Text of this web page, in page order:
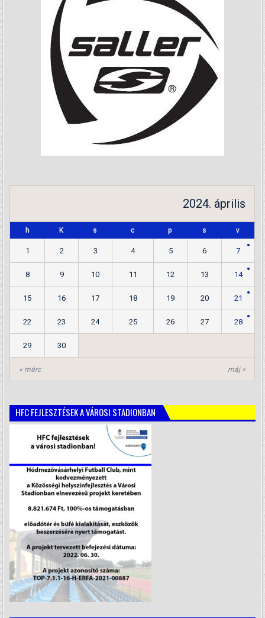
2024. április
h K s c p s v
« márc máj »
1 2 3 4 5 6 7
8 9 10 11 12 13 14
15 16 17 18 19 20 21
22 23 24 25 26 27 28
29 30
HFC FEJLESZTÉSEK A VÁROSI STADIONBAN